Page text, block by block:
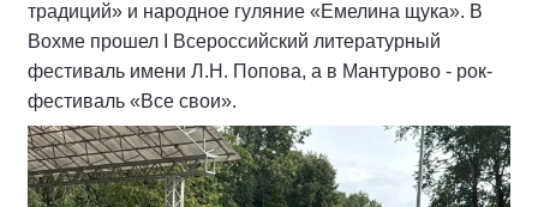
традиций» и народное гуляние «Емелина щука». В
Вохме прошел I Всероссийский литературный
фестиваль имени Л.Н. Попова, а в Мантурово - рок-
фестиваль «Все свои».